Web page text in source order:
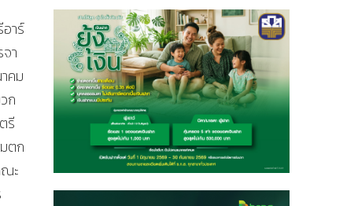
าร์
า
คม
ก
รี
ตก
ะ